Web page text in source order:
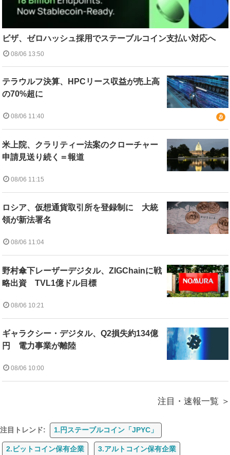
ビザ、ゼロハッシュ採用でステーブルコイン支払い対応へ
08/06 13:50
テラウルフ決算、HPCリース収益が売上高
の70%超に
08/06 11:40
米上院、クラリティー法案のクローチャー
申請見送り続く＝報道
08/06 11:15
ロシア、仮想通貨取引所を登録制に 大統
領が新法署名
08/06 11:04
野村傘下レーザーデジタル、ZIGChainに戦
略出資 TVL1億ドル目標
08/06 10:21
ギャラクシー・デジタル、Q2損失約134億
円 電力事業が離陸
08/06 10:00
注目・速報一覧
注目トレンド: 1.円ステーブルコイン「JPYC」
2.ビットコイン保有企業 3.アルトコイン保有企業